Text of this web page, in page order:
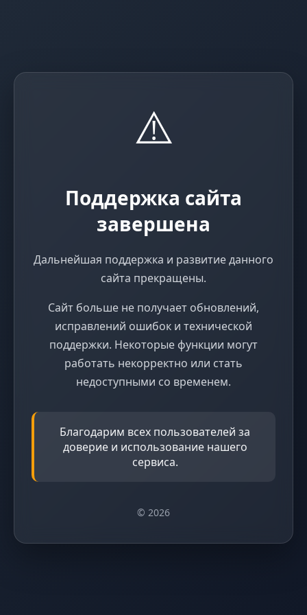
⚠️
Поддержка сайта
завершена
Дальнейшая поддержка и развитие данного
сайта прекращены.
Сайт больше не получает обновлений,
исправлений ошибок и технической
поддержки. Некоторые функции могут
работать некорректно или стать
недоступными со временем.
Благодарим всех пользователей за
доверие и использование нашего
сервиса.
© 2026